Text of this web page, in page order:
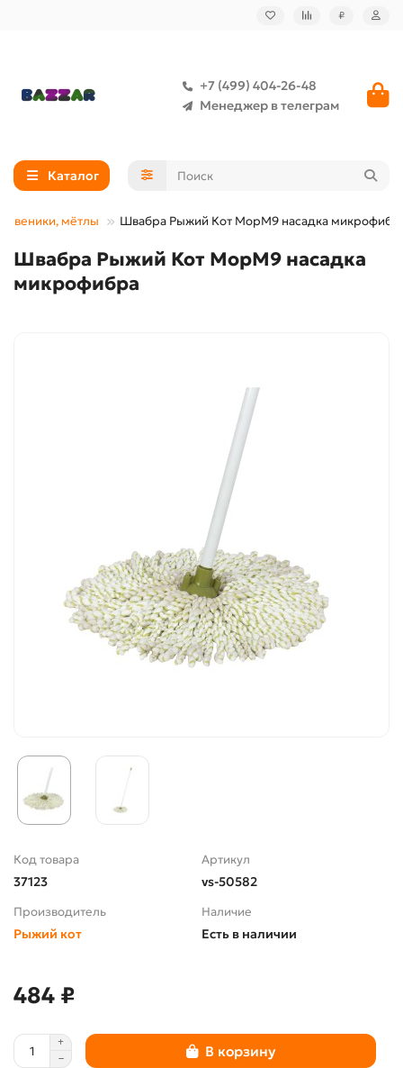
₽
+7 (499) 404-26-48
Менеджер в телеграм
Каталог
веники, мётлы Швабра Рыжий Кот МорМ9 насадка
Швабра Рыжий Кот МорМ9 насадка
микрофибра
Код товара
37123
Артикул
vs-50582
Производитель
Рыжий кот
Наличие
Есть в наличии
484 ₽
В корзину